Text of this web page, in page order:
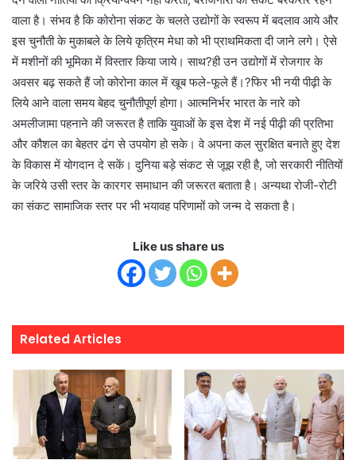
वाला है। संभव है कि कोरोना संकट के चलते उद्योगों के स्वरूप में बदलाव आये और
इस चुनौती के मुकाबले के लिये कृत्रिम मेधा को भी प्राथमिकता दी जाने लगे। ऐसे
में मशीनों की भूमिका में विस्तार किया जाये। साथ?ही उन उद्योगों में रोजगार के
अवसर बढ़ सकते हैं जो कोरोना काल में खूब फले-फूले हैं।?फिर भी नयी पीढ़ी के
लिये आने वाला समय बेहद चुनौतीपूर्ण होगा। आत्मनिर्भर भारत के नारे को
अमलीजामा पहनाने की जरूरत है ताकि युवाओं के इस देश में नई पीढ़ी की प्रतिभा
और कौशल का बेहतर ढंग से उपयोग हो सके। वे अपना कल सुरक्षित बनाते हुए देश
के विकास में योगदान दे सकें। दुनिया बड़े संकट से जूझ रही है, जो सरकारी नीतियों
के जरिये उसी स्तर के कारगर समाधान की जरूरत बताता है। अन्यथा रोजी-रोटी
का संकट सामाजिक स्तर पर भी भयावह परिणामों को जन्म दे सकता है।
Like us share us
Related Articles